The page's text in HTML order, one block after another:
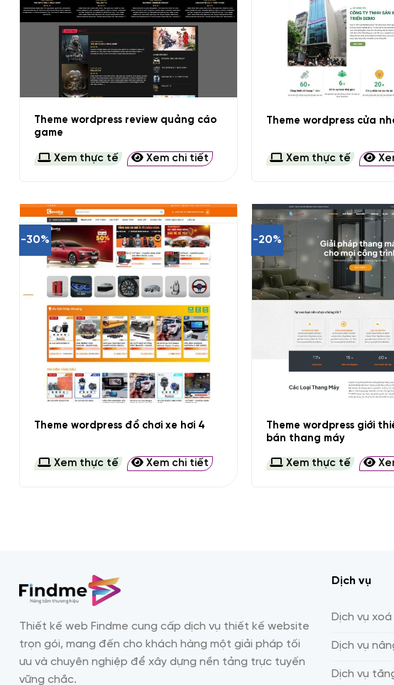
Theme wordpress review quảng cáo
game
Xem thực tế Xem chi tiết
Theme wordpress cửa
Xem thực tế
-30%
Theme wordpress đồ chơi xe hơi 4
Xem thực tế Xem chi tiết
-20%
Theme wordpress giới
bán thang máy
Xem thực tế
Thiết kế web Findme cung cấp dịch vụ thiết kế website
trọn gói, mang đến cho khách hàng một giải pháp tối
ưu và chuyên nghiệp để xây dựng nền tảng trực tuyến
vững chắc.
Dịch vụ
Dịch vụ
Dịch vụ
Dịch vụ